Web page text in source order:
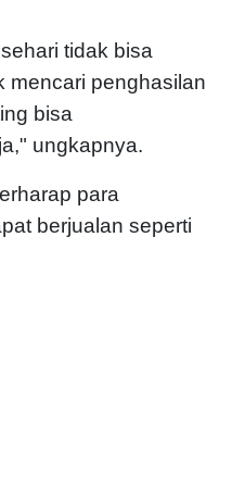
tidak bisa
mencari penghasilan
bisa
ungkapnya.
para
berjualan seperti